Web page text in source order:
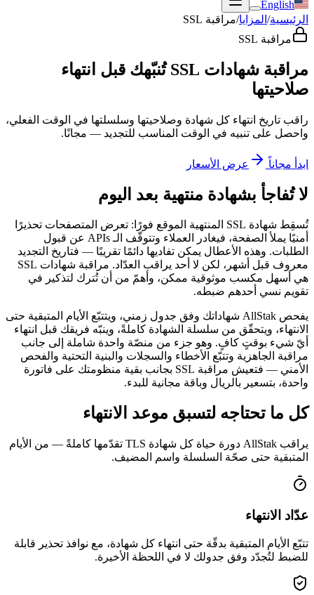
English
الرئيسية/ المزايا/مراقبة SSL
مراقبة SSL
مراقبة شهادات SSL تُنبّهك قبل انتهاء
صلاحيتها
راقب تاريخ انتهاء كل شهادة وصلاحيتها وسلسلتها في الوقت الفعلي،
واحصل على تنبيه في الوقت المناسب للتجديد — مجانًا.
ابدأ مجاناً عرض الأسعار
لا تُفاجأ بشهادة منتهية بعد اليوم
تُسقِط شهادة SSL المنتهية الموقع فورًا: تعرض المتصفحات تحذيرًا
أمنيًا يملأ الصفحة، فيغادر العملاء وتتوقّف الـ APIs عن قبول
الطلبات. وهذه الأعطال يمكن تفاديها دائمًا تقريبًا — فتاريخ التجديد
معروف قبل أشهر، لكن لا أحد يراقب العدّاد. مراقبة شهادات SSL
هي أسهل مكسب موثوقية ممكن، وأهمّ من أن تُترك لتذكير في
تقويم نسي أحدهم ضبطه.
يفحص AllStak شهاداتك وفق جدول زمني، ويتتبّع الأيام المتبقية حتى
الانتهاء، ويتحقّق من سلسلة الشهادة كاملةً، وينبّه فريقك قبل انتهاء
أيّ شيء بوقتٍ كافٍ. وهو جزء من منصّة واحدة شاملة إلى جانب
مراقبة الجاهزية وتتبّع الأخطاء والسجلات والبنية التحتية والفحص
الأمني — فتعيش مراقبة SSL بجانب بقية منظومتك على فاتورة
واحدة، بتسعير بالريال وباقة مجانية للبدء.
كل ما تحتاجه لتسبق موعد الانتهاء
يراقب AllStak دورة حياة كل شهادة TLS تقدّمها كاملةً — من الأيام
المتبقية حتى صحّة السلسلة واسم المضيف.
عدّاد الانتهاء
تتبّع الأيام المتبقية بدقّة حتى انتهاء كل شهادة، مع نوافذ تحذير قابلة
للضبط لتُجدّد وفق جدولك لا في اللحظة الأخيرة.